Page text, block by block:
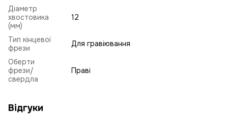
Діаметр
хвостовика
(мм)
12
Тип кінцевої
фрези
Для гравіювання
Оберти
фрези/
свердла
Праві
Відгуки